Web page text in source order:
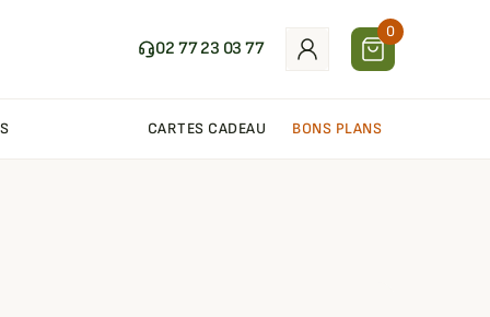
02 77 23 03 77
0
CARTES CADEAU BONS PLANS